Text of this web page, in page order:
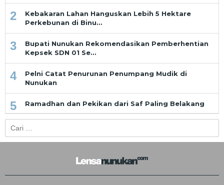
2
Kebakaran Lahan Hanguskan Lebih 5 Hektare
Perkebunan di Binu…
3
Bupati Nunukan Rekomendasikan Pemberhentian
Kepsek SDN 01 Se…
4
Pelni Catat Penurunan Penumpang Mudik di
Nunukan
5 Ramadhan dan Pekikan dari Saf Paling Belakang
untuk: